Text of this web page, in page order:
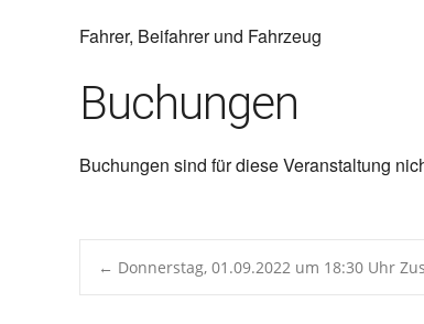
Fahrer, Beifahrer und Fahrzeug
Buchungen
Buchungen sind für diese Veranstaltung
Post
← Donnerstag, 01.09.2022 um 18:30 Uhr